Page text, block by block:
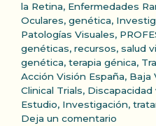
la Retina, Enfermedades
Oculares, genética,
Patologías Visuales,
genéticas, recursos, salud
genética, terapia génica,
Etiquetas
Acción Visión España, Baja
Clinical Trials, Discapacidad
Estudio, Investigación,
Deja un comentario